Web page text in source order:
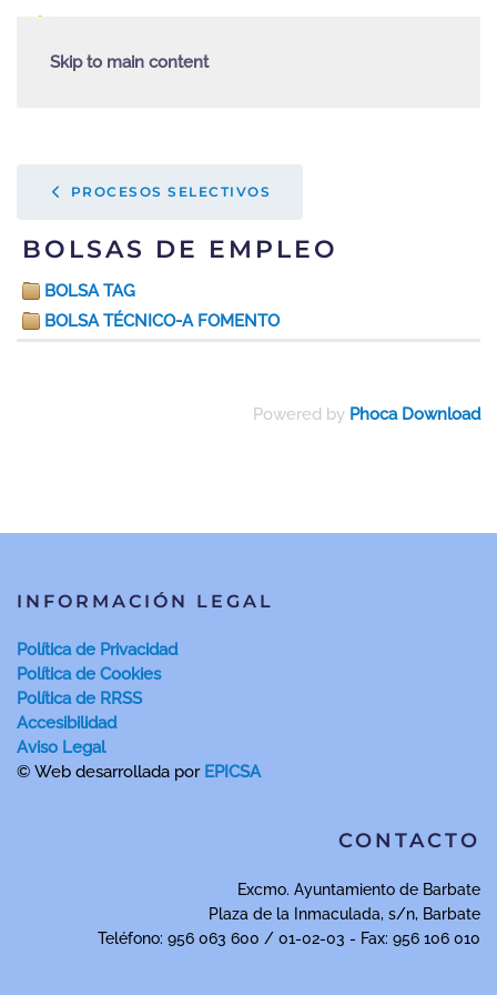
Skip to main content
PROCESOS SELECTIVOS
BOLSAS DE EMPLEO
BOLSA TAG
BOLSA TÉCNICO-A FOMENTO
Powered by Phoca Download
INFORMACIÓN LEGAL
Política de Privacidad
Política de Cookies
Política de RRSS
Accesibilidad
Aviso Legal
© Web desarrollada por EPICSA
CONTACTO
Excmo. Ayuntamiento de Barbate
Plaza de la Inmaculada, s/n, Barbate
Teléfono: 956 063 600 / 01-02-03 - Fax: 956 106 010